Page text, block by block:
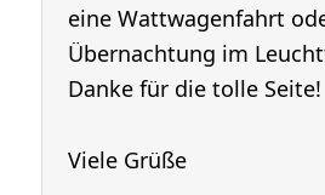
eine Wattwagenfahrt
Übernachtung im
Danke für die tolle Seite!
Viele Grüße